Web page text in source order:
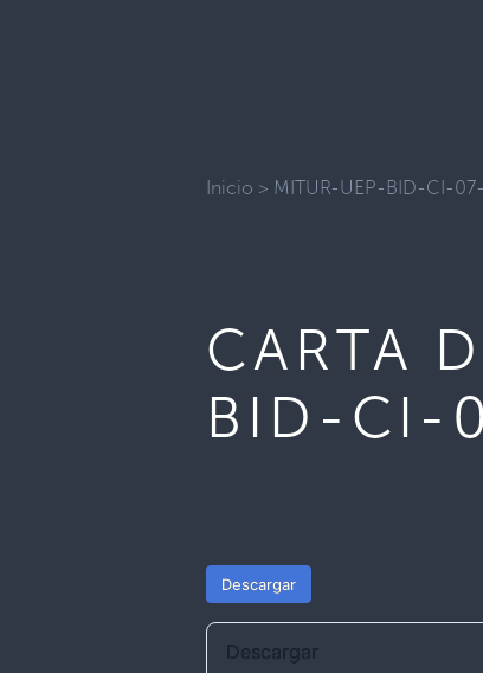
Inicio > MITUR-UEP-BID-CI-
CARTA
BID-CI-
Descargar
Descargar